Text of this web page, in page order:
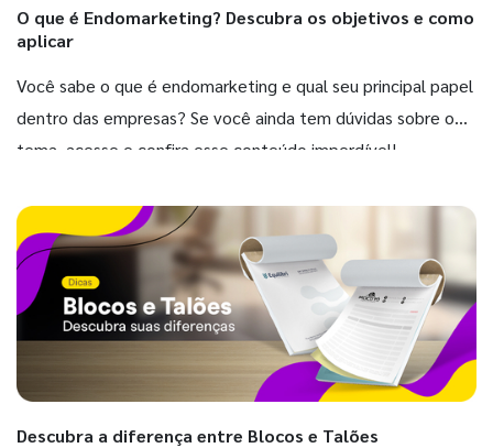
O que é Endomarketing? Descubra os objetivos e como
aplicar
Você sabe o que é endomarketing e qual seu principal papel
dentro das empresas? Se você ainda tem dúvidas sobre o
tema, acesse e confira esse conteúdo imperdível!
Descubra a diferença entre Blocos e Talões